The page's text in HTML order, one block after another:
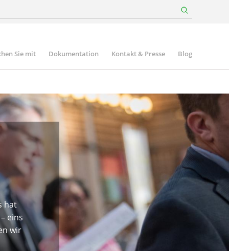
Sie mit Dokumentation Kontakt & Presse Blog
hat
eins
wir